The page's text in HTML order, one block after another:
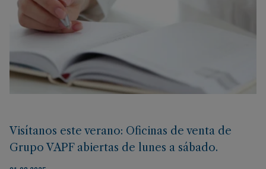
Visítanos este verano: Oficinas de venta de
Grupo VAPF abiertas de lunes a sábado.